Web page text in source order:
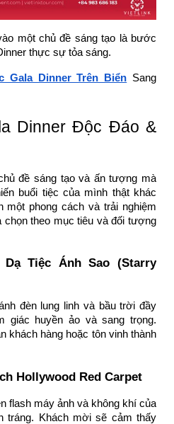
một chủ đề sáng tạo là bước
thực sự tỏa sáng.
Gala Dinner Trên Biển Sang
Dinner Độc Đáo &
đề sáng tạo và ấn tượng mà
buổi tiệc của mình thật khác
một phong cách và trải nghiệm
chọn theo mục tiêu và đối tượng
Tiệc Ánh Sao (Starry
đèn lung linh và bầu trời đầy
giác huyền ảo và sang trọng.
khách hàng hoặc tôn vinh thành
Hollywood Red Carpet
flash máy ảnh và không khí của
tráng. Khách mời sẽ cảm thấy